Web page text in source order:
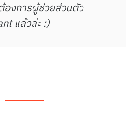
องการผู้ช่วยส่วนตัว
แล้วล่ะ :)